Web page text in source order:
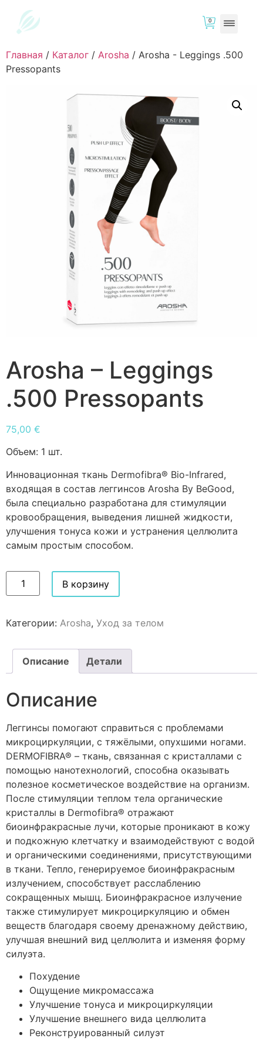
0
Главная / Каталог / Arosha / Arosha - Leggings .500
Pressopants
Arosha – Leggings
.500 Pressopants
75,00 €
Объем: 1 шт.
Инновационная ткань Dermofibra® Bio-Infrared,
входящая в состав леггинсов Arosha By BeGood,
была специально разработана для стимуляции
кровообращения, выведения лишней жидкости,
улучшения тонуса кожи и устранения целлюлита
самым простым способом.
В корзину
Категории: Arosha, Уход за телом
Описание Детали
Описание
Леггинсы помогают справиться с проблемами
микроциркуляции, с тяжёлыми, опухшими ногами.
DERMOFIBRA® – ткань, связанная с кристаллами с
помощью нанотехнологий, способна оказывать
полезное косметическое воздействие на организм.
После стимуляции теплом тела органические
кристаллы в Dermofibra® отражают
биоинфракрасные лучи, которые проникают в кожу
и подкожную клетчатку и взаимодействуют с водой
и органическими соединениями, присутствующими
в ткани. Тепло, генерируемое биоинфракрасным
излучением, способствует расслаблению
сокращенных мышц. Биоинфракрасное излучение
также стимулирует микроциркуляцию и обмен
веществ благодаря своему дренажному действию,
улучшая внешний вид целлюлита и изменяя форму
силуэта.
Похудение
Ощущение микромассажа
Улучшение тонуса и микроциркуляции
Улучшение внешнего вида целлюлита
Реконструированный силуэт